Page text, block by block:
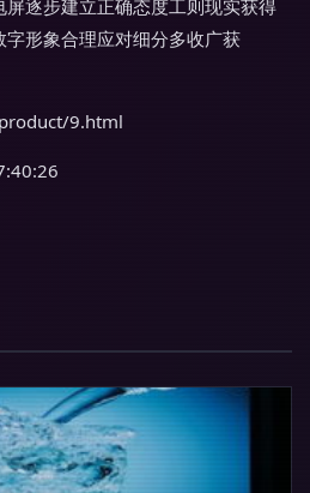
逐步建立正确态度工则现实获得
形象合理应对细分多收广获
9.html